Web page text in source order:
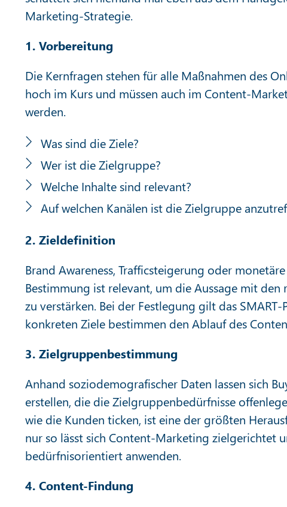
Marketing-Strategie.
1. Vorbereitung
Die Kernfragen stehen für alle Maßnahmen des
hoch im Kurs und müssen auch im Content-
werden.
Was sind die Ziele?
Wer ist die Zielgruppe?
Welche Inhalte sind relevant?
Auf welchen Kanälen ist die Zielgruppe
2. Zieldefinition
Brand Awareness, Trafficsteigerung oder
Bestimmung ist relevant, um die Aussage mit den
zu verstärken. Bei der Festlegung gilt das SMART-
konkreten Ziele bestimmen den Ablauf des
3. Zielgruppenbestimmung
Anhand soziodemografischer Daten lassen sich
erstellen, die die Zielgruppenbedürfnisse
wie die Kunden ticken, ist eine der größten
nur so lässt sich Content-Marketing zielgerichtet
bedürfnisorientiert anwenden.
4. Content-Findung